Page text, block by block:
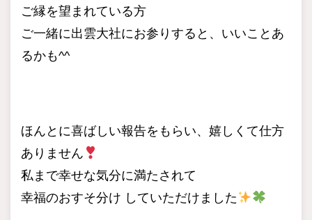
ご縁を望まれている方
ご一緒に出雲大社にお参りすると、いいことあ
るかも^^
ほんとに喜ばしい報告をもらい、嬉しくて仕方
ありません
私まで幸せな気分に満たされて
幸福のおすそ分け していただけました